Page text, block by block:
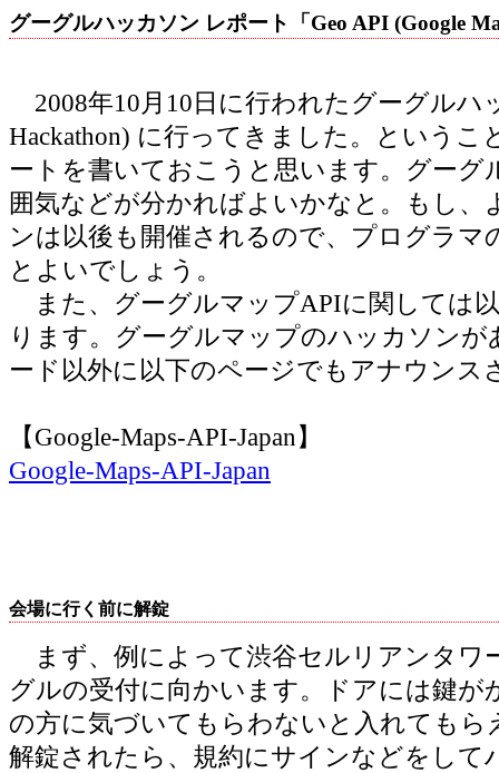
グーグルハッカソン レポート「Geo API (Google
2008年10月10日に行われたグーグルハ
Hackathon) に行ってきました。というこ
ートを書いておこうと思います。グーグ
囲気などが分かればよいかなと。もし、
ンは以後も開催されるので、プログラマ
とよいでしょう。
また、グーグルマップAPIに関しては
ります。グーグルマップのハッカソン
ード以外に以下のページでもアナウンス
【Google-Maps-API-Japan】
Google-Maps-API-Japan
会場に行く前に解錠
まず、例によって渋谷セルリアンタワ
グルの受付に向かいます。ドアには鍵が
の方に気づいてもらわないと入れてもら
解錠されたら、規約にサインなどをして